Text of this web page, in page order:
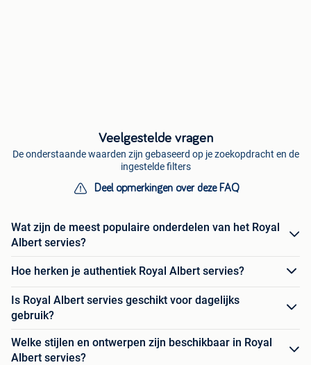
Veelgestelde vragen
De onderstaande waarden zijn gebaseerd op je zoekopdracht en de
ingestelde filters
Deel opmerkingen over deze FAQ
Wat zijn de meest populaire onderdelen van het Royal
Albert servies?
Hoe herken je authentiek Royal Albert servies?
Is Royal Albert servies geschikt voor dagelijks
gebruik?
Welke stijlen en ontwerpen zijn beschikbaar in Royal
Albert servies?